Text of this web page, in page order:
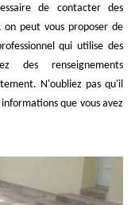
de contacter des
on peut vous proposer de
qui utilise des
des renseignements
N'oubliez pas qu'il
que vous avez